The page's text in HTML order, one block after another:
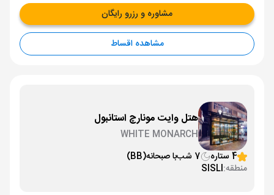
مشاوره و رزرو رایگان
مشاهده اقساط
هتل وایت مونارچ استانبول
WHITE MONARCH
4 ستاره
7 شب با صبحانه(BB)
منطقه:SISLI